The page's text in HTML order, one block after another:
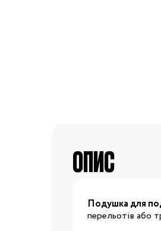
ОПИС
Подушка для
перельотів або